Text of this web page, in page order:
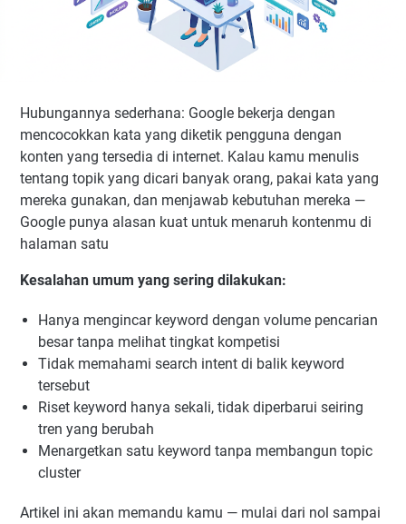
Hubungannya sederhana: Google bekerja dengan
mencocokkan kata yang diketik pengguna dengan
konten yang tersedia di internet. Kalau kamu menulis
tentang topik yang dicari banyak orang, pakai kata yang
mereka gunakan, dan menjawab kebutuhan mereka —
Google punya alasan kuat untuk menaruh kontenmu di
halaman satu
Kesalahan umum yang sering dilakukan:
Hanya mengincar keyword dengan volume pencarian
besar tanpa melihat tingkat kompetisi
Tidak memahami search intent di balik keyword
tersebut
Riset keyword hanya sekali, tidak diperbarui seiring
tren yang berubah
Menargetkan satu keyword tanpa membangun topic
cluster
Artikel ini akan memandu kamu — mulai dari nol sampai